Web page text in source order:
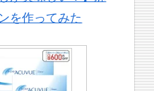
を作ってみた